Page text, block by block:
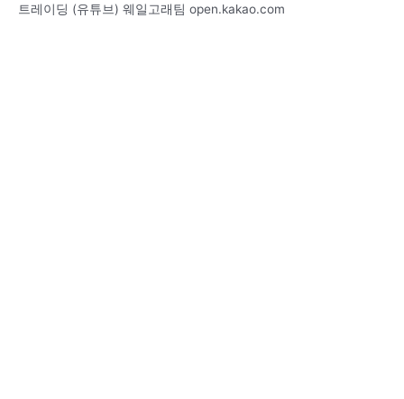
트레이딩 (유튜브) 웨일고래팀 open.kakao.com